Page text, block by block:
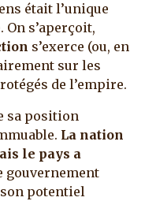
était l’unique
s’aperçoit,
s’exerce (ou, en
sur les
de l’empire.
sa position
La nation
le pays a
gouvernement
potentiel